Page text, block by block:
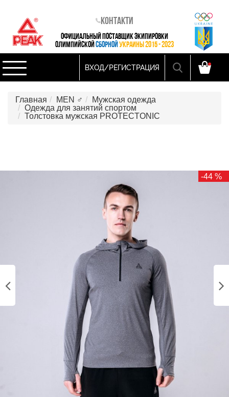
Контакти
ОФИЦИАЛЬНЫЙ ПОСТАВЩИК ЭКИПИРОВКИ
ОЛИМПИЙСКОЙ СБОРНОЙ УКРАИНЫ 2015 - 2023
ВХОД/РЕГИСТРАЦИЯ
Главная MEN ♂
Мужская одежда
Одежда для занятий спортом
Толстовка мужская PROTECTONIC
-44 %